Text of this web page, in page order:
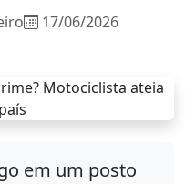
17/06/2026
em um posto